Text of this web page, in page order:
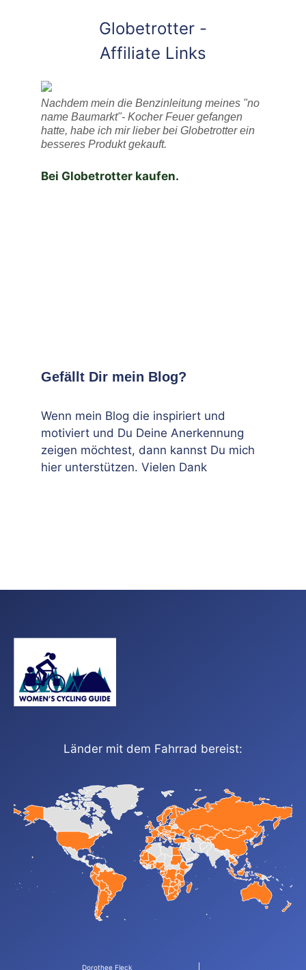
Globetrotter -
Affiliate Links
Nachdem mein die Benzinleitung meines "no
name Baumarkt"- Kocher Feuer gefangen
hatte, habe ich mir lieber bei Globetrotter ein
besseres Produkt gekauft.
Bei Globetrotter kaufen.
Gefällt Dir mein Blog?
Wenn mein Blog die inspiriert und
motiviert und Du Deine Anerkennung
zeigen möchtest, dann kannst Du mich
hier unterstützen. Vielen Dank
Länder mit dem Fahrrad bereist:
Dorothee Fleck